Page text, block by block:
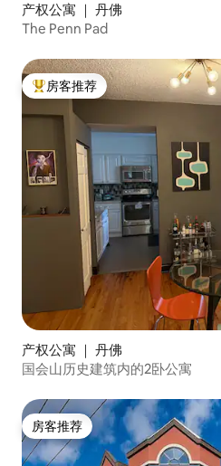
产权公寓 ｜ 丹佛
The Penn Pad
热门「房客推荐」
房客推荐
产权公寓 ｜ 丹佛
国会山历史建筑内的2卧公寓
房客推荐
房客推荐